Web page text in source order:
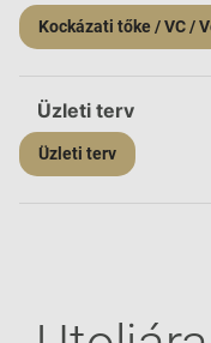
Kockázati tőke / VC /
Üzleti terv
Üzleti terv